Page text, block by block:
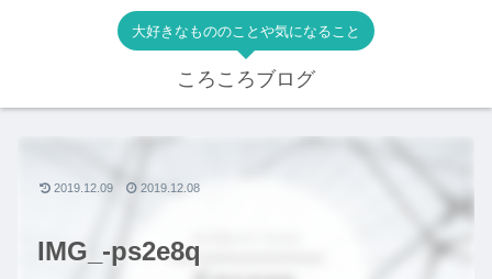
大好きなもののことや気になること
ころころブログ
IMG_-ps2e8q
2019.12.09 2019.12.08